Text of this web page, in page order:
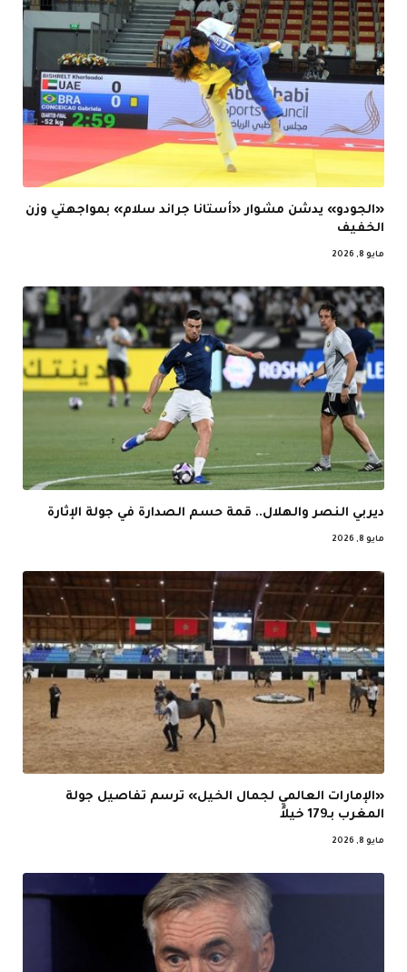
«الجودو» يدشن مشوار «أستانا جراند سلام» بمواجهتي وزن
الخفيف
مايو 8, 2026
ديربي النصر والهلال.. قمة حسم الصدارة في جولة الإثارة
مايو 8, 2026
«الإمارات العالمي لجمال الخيل» ترسم تفاصيل جولة
المغرب بـ179 خيلاً
مايو 8, 2026